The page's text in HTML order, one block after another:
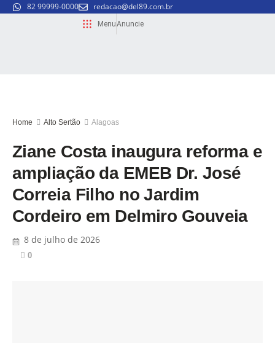
82 99999-0000 redacao@del89.com.br
MenuAnuncie
Home Alto Sertão Alagoas
Ziane Costa inaugura reforma e
ampliação da EMEB Dr. José
Correia Filho no Jardim
Cordeiro em Delmiro Gouveia
8 de julho de 2026
0